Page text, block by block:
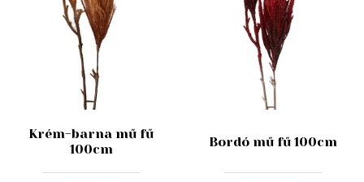
Krém-barna mű fű
100cm
Bordó mű fű 100cm